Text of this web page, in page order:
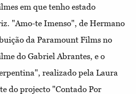
em que tenho estado
"Amo-te Imenso", de Hermano
da Paramount Films no
do Gabriel Abrantes, e o
realizado pela Laura
do projecto "Contado Por